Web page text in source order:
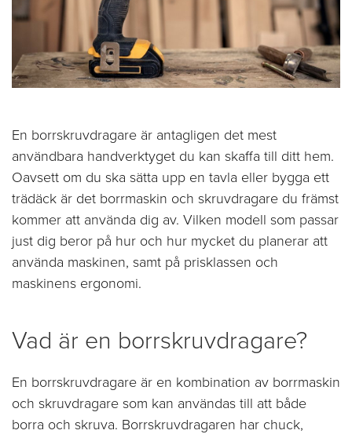
En borrskruvdragare är antagligen det mest
användbara handverktyget du kan skaffa till ditt hem.
Oavsett om du ska sätta upp en tavla eller bygga ett
trädäck är det borrmaskin och skruvdragare du främst
kommer att använda dig av. Vilken modell som passar
just dig beror på hur och hur mycket du planerar att
använda maskinen, samt på prisklassen och
maskinens ergonomi.
Vad är en borrskruvdragare?
En borrskruvdragare är en kombination av borrmaskin
och skruvdragare som kan användas till att både
borra och skruva. Borrskruvdragaren har chuck,